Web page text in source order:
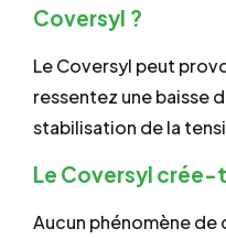
Coversyl ?
Le Coversyl peut
ressentez une baisse
stabilisation de la
Le Coversyl
Aucun phénomène